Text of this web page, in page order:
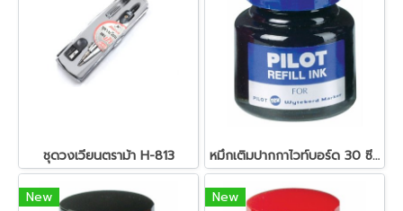
ชุดวงเวียนตราม้า H-813 หมึกเติมปากกาไวท์บอร์ด 30 ซีซี. สีน้ำเงิน ไพล็อต
New New